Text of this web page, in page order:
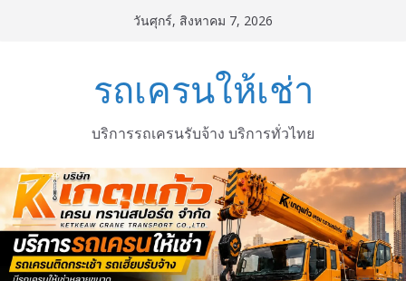
วันศุกร์, สิงหาคม 7, 2026
รถเครนให้เช่า
บริการรถเครนรับจ้าง บริการทั่วไทย